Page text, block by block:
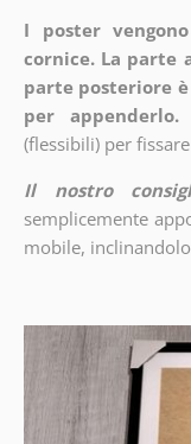
I poster
cornice. La parte
parte posteriore è
per appenderlo.
(flessibili) per
Il nostro
semplicemente
mobile,